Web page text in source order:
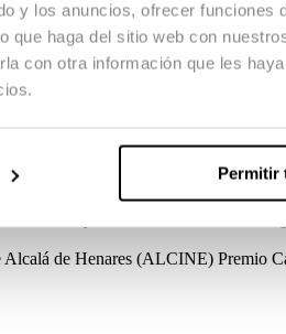
y los anuncios, ofrecer funciones
que haga del sitio web con
con otra información que les
Permitir
está a punto de bajar a segunda…
Miguel Angel Blanca Dirección
Carlos Blanco,
Alcalá de Henares (ALCINE) Premio